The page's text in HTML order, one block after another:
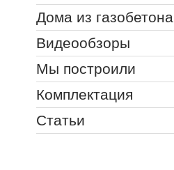
Дома из газобетона
Видеообзоры
Мы построили
Комплектация
Статьи